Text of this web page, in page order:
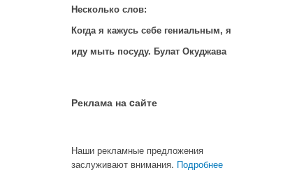
Несколько слов:
Когда я кажусь себе гениальным, я
иду мыть посуду. Булат Окуджава
Реклама на cайте
Наши рекламные предложения
заслуживают внимания. Подробнее